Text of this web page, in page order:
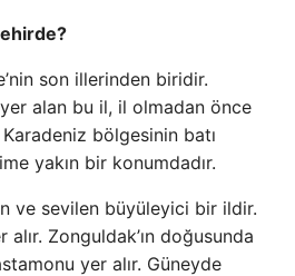
son illerinden biridir.
alan bu il, il olmadan önce
bölgesinin batı
yakın bir konumdadır.
ve sevilen büyüleyici bir ildir.
alır. Zonguldak’ın doğusunda
yer alır. Güneyde